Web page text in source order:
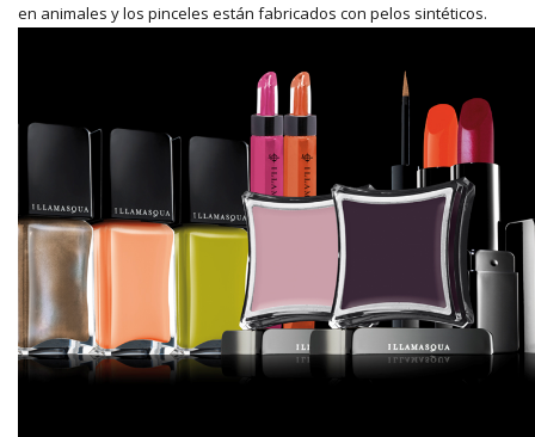
en animales y los pinceles están fabricados con pelos sintéticos.